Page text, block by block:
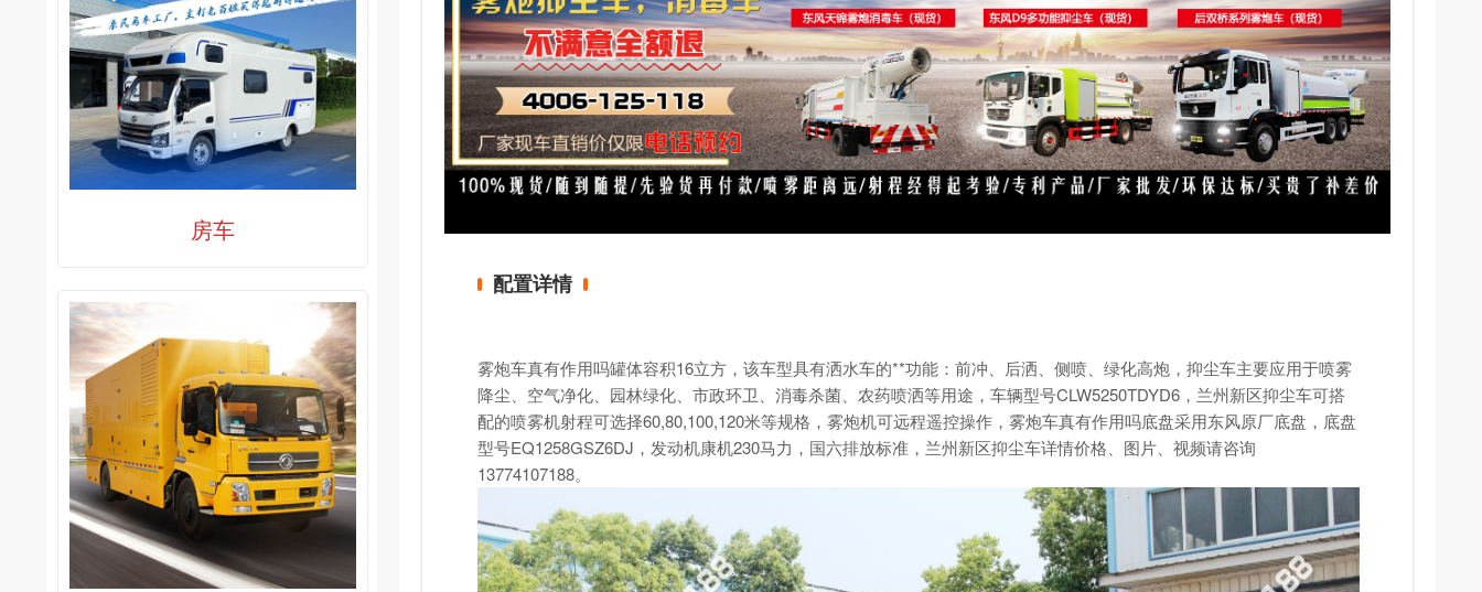
房车
配置详情
雾炮车真有作用吗罐体容积16立方，该车型具有洒水车的**功能：前冲、后洒、侧喷、绿化高炮， 抑尘车主要应用于喷雾
降尘、空气净化、园林绿化、市政环卫、消毒杀菌、农药喷洒等用途，车辆型号CLW5250TDYD6，兰州新区抑尘车可搭
配的喷雾机射程可选择60,80,100,120米等规格， 雾炮机可远程遥控操作，雾炮车真有作用吗底盘采用东风原厂底盘，底盘
型号EQ1258GSZ6DJ，发动机康机230马力，国六排放标准，兰州新区抑尘车详情价格、图片、视频请咨询
13774107188。